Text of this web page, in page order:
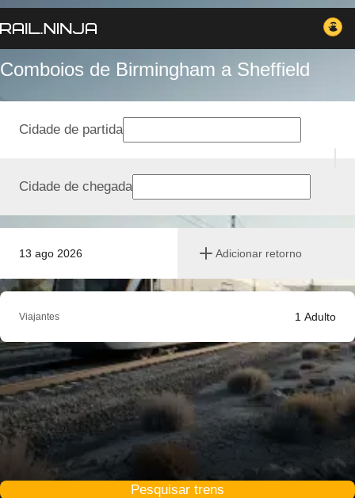
Comboios de Birmingham a Sheffield
13 ago 2026 Adicionar retorno
Cidade de partida
Cidade de chegada
Viajantes 1 Adulto
Pesquisar trens